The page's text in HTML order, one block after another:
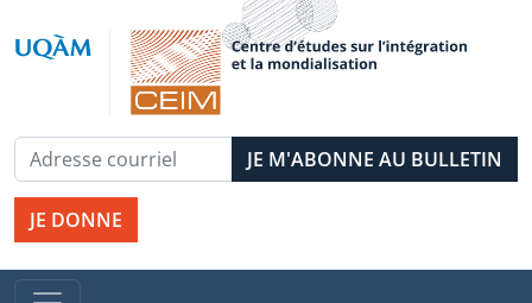
JE DONNE